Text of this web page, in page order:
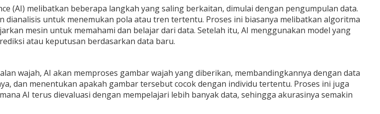
(AI) melibatkan beberapa langkah yang saling berkaitan, dimulai dengan pengumpulan data.
dianalisis untuk menemukan pola atau tren tertentu. Proses ini biasanya melibatkan algoritma
mesin untuk memahami dan belajar dari data. Setelah itu, AI menggunakan model yang
atau keputusan berdasarkan data baru.
wajah, AI akan memproses gambar wajah yang diberikan, membandingkannya dengan data
dan menentukan apakah gambar tersebut cocok dengan individu tertentu. Proses ini juga
AI terus dievaluasi dengan mempelajari lebih banyak data, sehingga akurasinya semakin